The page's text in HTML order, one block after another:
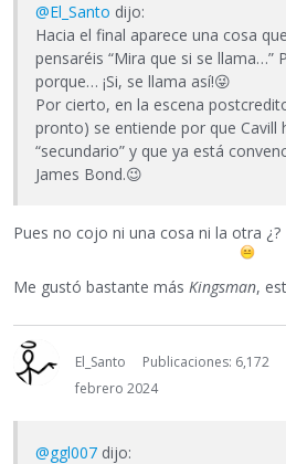
@El_Santo dijo:
Hacia el final aparece una cosa
pensaréis “Mira que si se llama…”
porque… ¡Si, se llama así!😜
Por cierto, en la escena
pronto) se entiende por que Cavill
“secundario” y que ya está
James Bond.😉
Pues no cojo ni una cosa ni la otra ¿?
Me gustó bastante más Kingsman,
El_Santo
Publicaciones: 6,172
febrero 2024
@ggl007 dijo: